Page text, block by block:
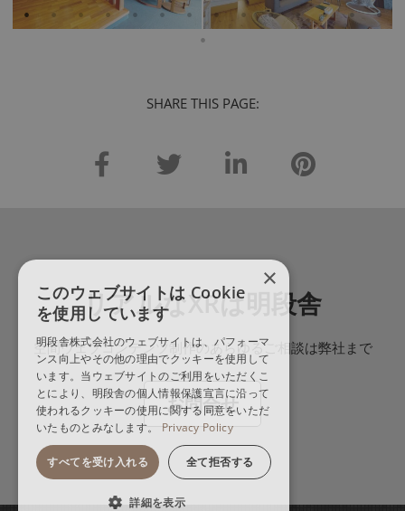
SHARE THIS PAGE:
リアルなXRは明段舎
空間ウェブコンテンツ制作のあらゆるご相談は弊社まで
お問合せ
×
このウェブサイトは Cookie
を使用しています
明段舎株式会社のウェブサイトは、パフォーマ
ンス向上やその他の理由でクッキーを使用して
います。当ウェブサイトのご利用をいただくこ
とにより、明段舎の個人情報保護宣言に沿って
使われるクッキーの使用に関する同意をいただ
いたものとみなします。 Privacy Policy
すべてを受け入れる 全て拒否する
詳細を表示